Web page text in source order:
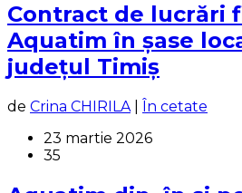
Contract de lucrări
Aquatim în șase
județul Timiș
de Crina CHIRILA|
În cetate
23 martie 2026
35